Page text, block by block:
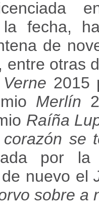
fecha,
de
entre otras
Merlín
Raíña
se
por la
nuevo el
sobre a